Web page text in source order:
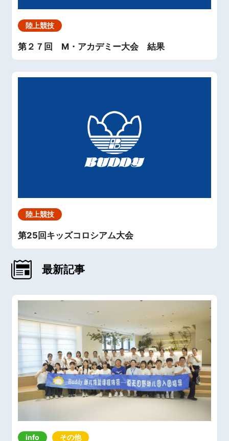
陸上競技
第２７回 M・アカデミー大会 結果
陸上競技
第25回キッズコロシアム大会
最新記事
info その他